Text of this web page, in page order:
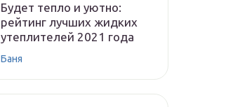
Будет тепло и уютно:
рейтинг лучших жидких
утеплителей 2021 года
Баня